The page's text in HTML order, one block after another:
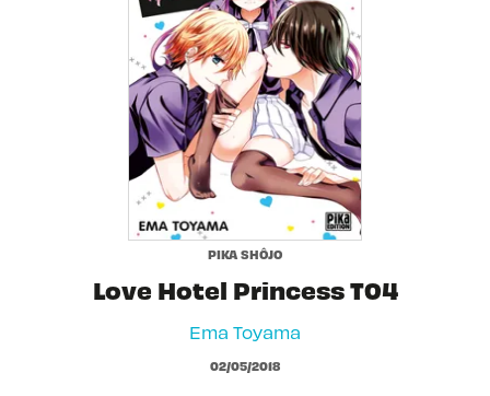
PIKA SHÔJO
Love Hotel Princess T04
Ema Toyama
02/05/2018